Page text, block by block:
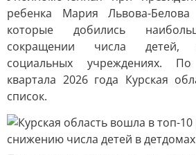
ребенка Мария Львова-
которые добились
сокращении числа
социальных учреждениях.
квартала 2026 года Курская
список.